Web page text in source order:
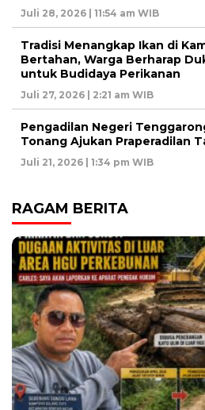
Juli 28, 2026 | 11:54 am WIB
Tradisi Menangkap Ikan di
Bertahan, Warga Berharap
untuk Budidaya Perikanan
Juli 27, 2026 | 2:21 am WIB
Pengadilan Negeri
Tonang Ajukan Praperadilan
Juli 21, 2026 | 1:34 pm WIB
RAGAM BERITA